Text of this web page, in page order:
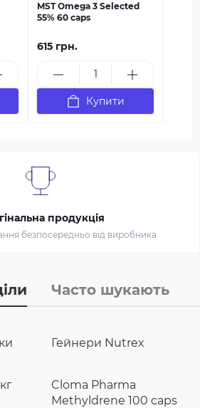
MST Omega 3 Selected
55% 60 caps
615 грн.
Купити
продукція
безпосередньо від виробника
Часто шукають
Гейнери Nutrex
Cloma Pharma
Methyldrene 100 caps